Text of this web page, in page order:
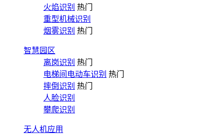
火焰识别 热门
重型机械识别
烟雾识别 热门
智慧园区
离岗识别 热门
电梯间电动车识别 热门
摔倒识别 热门
人脸识别
攀爬识别
无人机应用